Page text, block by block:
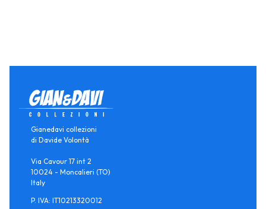
Gianedavi collezioni
di Davide Volontà
Via Cavour 17 int 2
10024 - Moncalieri (TO)
Italy
P. IVA: IT10213320012